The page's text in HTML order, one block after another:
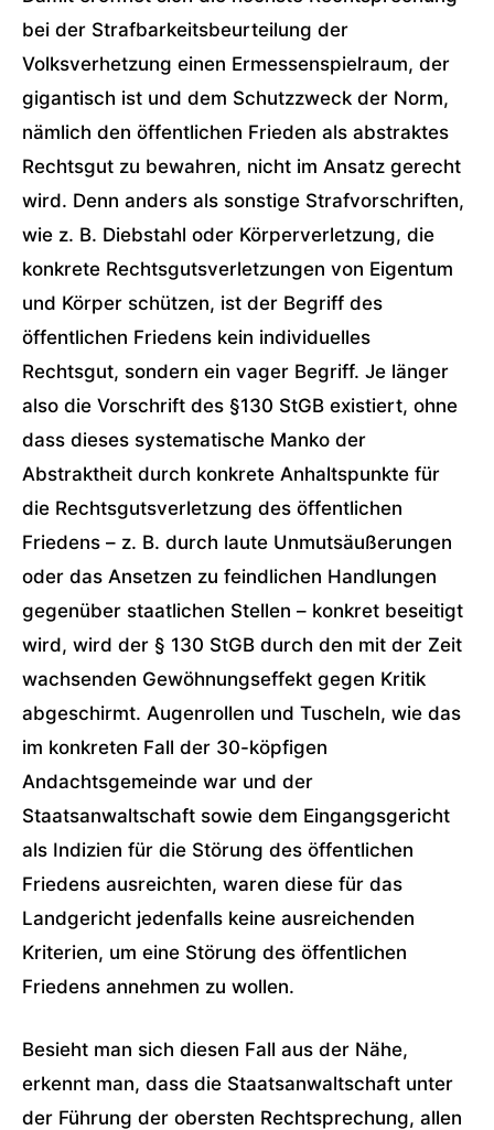
bei der Strafbarkeitsbeurteilung der
Volksverhetzung einen Ermessenspielraum, der
gigantisch ist und dem Schutzzweck der Norm,
nämlich den öffentlichen Frieden als abstraktes
Rechtsgut zu bewahren, nicht im Ansatz gerecht
wird. Denn anders als sonstige Strafvorschriften,
wie z. B. Diebstahl oder Körperverletzung, die
konkrete Rechtsgutsverletzungen von Eigentum
und Körper schützen, ist der Begriff des
öffentlichen Friedens kein individuelles
Rechtsgut, sondern ein vager Begriff. Je länger
also die Vorschrift des §130 StGB existiert, ohne
dass dieses systematische Manko der
Abstraktheit durch konkrete Anhaltspunkte für
die Rechtsgutsverletzung des öffentlichen
Friedens – z. B. durch laute Unmutsäußerungen
oder das Ansetzen zu feindlichen Handlungen
gegenüber staatlichen Stellen – konkret beseitigt
wird, wird der § 130 StGB durch den mit der Zeit
wachsenden Gewöhnungseffekt gegen Kritik
abgeschirmt. Augenrollen und Tuscheln, wie das
im konkreten Fall der 30-köpfigen
Andachtsgemeinde war und der
Staatsanwaltschaft sowie dem Eingangsgericht
als Indizien für die Störung des öffentlichen
Friedens ausreichten, waren diese für das
Landgericht jedenfalls keine ausreichenden
Kriterien, um eine Störung des öffentlichen
Friedens annehmen zu wollen.
Besieht man sich diesen Fall aus der Nähe,
erkennt man, dass die Staatsanwaltschaft unter
der Führung der obersten Rechtsprechung, allen